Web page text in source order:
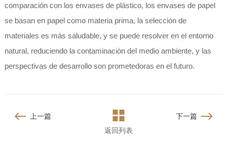
comparación con los envases de plástico, los envases de papel
se basan en papel como materia prima, la selección de
materiales es más saludable, y se puede resolver en el entorno
natural, reduciendo la contaminación del medio ambiente, y las
perspectivas de desarrollo son prometedoras en el futuro.
上一篇
返回列表
下一篇